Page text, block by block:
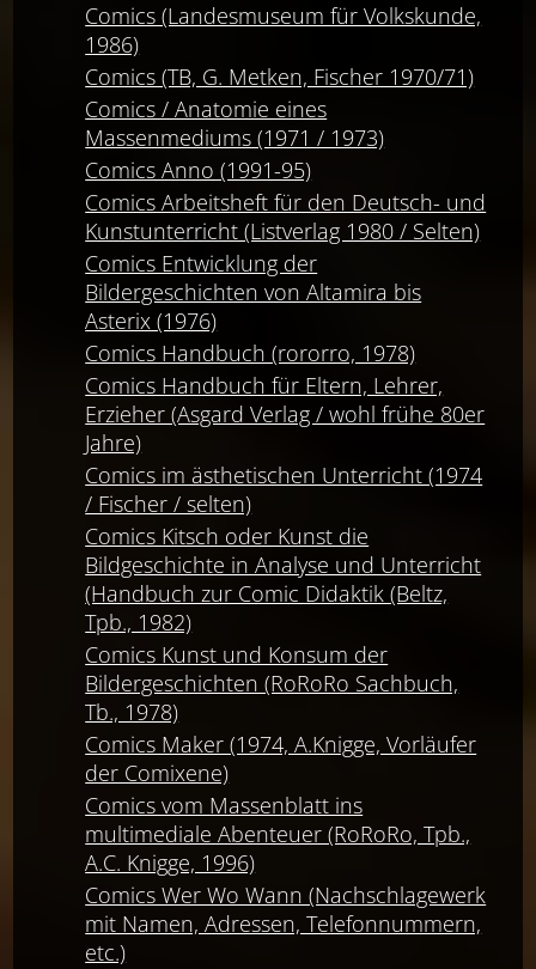
Comics (Landesmuseum für Volkskunde,
1986)
Comics (TB, G. Metken, Fischer 1970/71)
Comics / Anatomie eines
Massenmediums (1971 / 1973)
Comics Anno (1991-95)
Comics Arbeitsheft für den Deutsch- und
Kunstunterricht (Listverlag 1980 / Selten)
Comics Entwicklung der
Bildergeschichten von Altamira bis
Asterix (1976)
Comics Handbuch (rororro, 1978)
Comics Handbuch für Eltern, Lehrer,
Erzieher (Asgard Verlag / wohl frühe 80er
Jahre)
Comics im ästhetischen Unterricht (1974
/ Fischer / selten)
Comics Kitsch oder Kunst die
Bildgeschichte in Analyse und Unterricht
(Handbuch zur Comic Didaktik (Beltz,
Tpb., 1982)
Comics Kunst und Konsum der
Bildergeschichten (RoRoRo Sachbuch,
Tb., 1978)
Comics Maker (1974, A.Knigge, Vorläufer
der Comixene)
Comics vom Massenblatt ins
multimediale Abenteuer (RoRoRo, Tpb.,
A.C. Knigge, 1996)
Comics Wer Wo Wann (Nachschlagewerk
mit Namen, Adressen, Telefonnummern,
etc.)